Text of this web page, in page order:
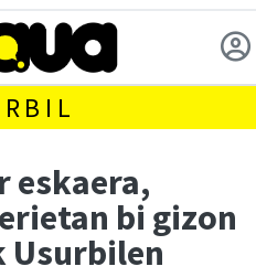
eskaera,
bi gizon
Usurbilen